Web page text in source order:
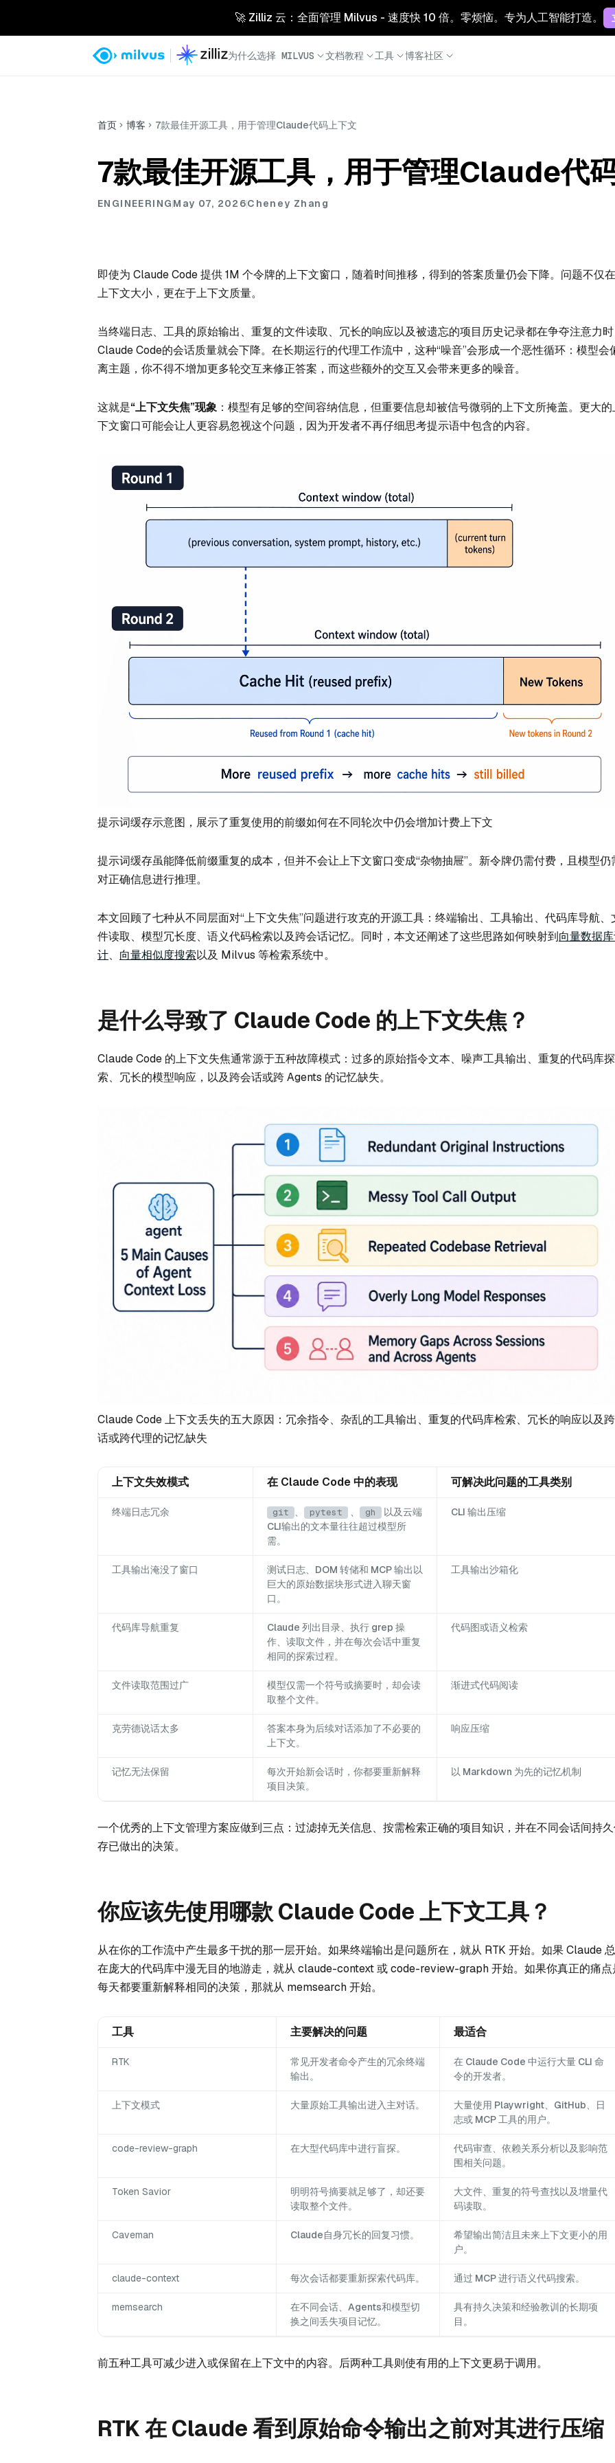
🚀 Zilliz 云：全面管理 Milvus - 速度快 10 倍。零烦恼。专为人工智能打造。
为什么选择 MILVUS 文档教程 工具 博客社区
首页 博客 7款最佳开源工具，用于管理Claude代码上下文
7款最佳开源工具，用于管理Claude代
ENGINEERINGMay 07, 2026Cheney Zhang
即使为 Claude Code 提供 1M 个令牌的上下文窗口，随着时间推移，得到的答案质量仍会下降。问题不仅
上下文大小，更在于上下文质量。
当终端日志、工具的原始输出、重复的文件读取、冗长的响应以及被遗忘的项目历史记录都在争夺注意力
Claude Code的会话质量就会下降。在长期运行的代理工作流中，这种“噪音”会形成一个恶性循环：模型会
离主题，你不得不增加更多轮交互来修正答案，而这些额外的交互又会带来更多的噪音。
这就是“上下文失焦”现象 ：模型有足够的空间容纳信息，但重要信息却被信号微弱的上下文所掩盖。更大的
下文窗口可能会让人更容易忽视这个问题，因为开发者不再仔细思考提示语中包含的内容。
提示词缓存示意图，展示了重复使用的前缀如何在不同轮次中仍会增加计费上下文
提示词缓存虽能降低前缀重复的成本，但并不会让上下文窗口变成“杂物抽屉”。新令牌仍需付费，且模型仍
对正确信息进行推理。
本文回顾了七种从不同层面对“上下文失焦”问题进行攻克的开源工具：终端输出、工具输出、代码库导航、
件读取、模型冗长度、语义代码检索以及跨会话记忆。同时，本文还阐述了这些思路如何映射到向量数据
计、 向量相似度搜索以及 Milvus 等检索系统中。
是什么导致了 Claude Code 的上下文失焦？
Claude Code 的上下文失焦通常源于五种故障模式：过多的原始指令文本、噪声工具输出、重复的代码库探
索、冗长的模型响应，以及跨会话或跨 Agents 的记忆缺失。
Claude Code 上下文丢失的五大原因：冗余指令、杂乱的工具输出、重复的代码库检索、冗长的响应以及
话或跨代理的记忆缺失
上下文失效模式 在 Claude Code 中的表现 可解决此问题的工具类别
终端日志冗余 git 、 pytest 、 gh
以及云端
CLI输出的文本量往往超过模型所
需。
CLI 输出压缩
工具输出淹没了窗口
测试日志、DOM 转储和 MCP 输出以
巨大的原始数据块形式进入聊天窗
口。
工具输出沙箱化
代码库导航重复
Claude 列出目录、执行 grep 操
作、读取文件，并在每次会话中重复
相同的探索过程。
代码图或语义检索
文件读取范围过广
模型仅需一个符号或摘要时，却会读
取整个文件。
渐进式代码阅读
克劳德说话太多
答案本身为后续对话添加了不必要的
上下文。
响应压缩
记忆无法保留
每次开始新会话时，你都要重新解释
项目决策。
以 Markdown 为先的记忆机制
一个优秀的上下文管理方案应做到三点：过滤掉无关信息、按需检索正确的项目知识，并在不同会话间持
存已做出的决策。
你应该先使用哪款 Claude Code 上下文工具？
从在你的工作流中产生最多干扰的那一层开始。如果终端输出是问题所在，就从 RTK 开始。如果 Claude
在庞大的代码库中漫无目的地游走，就从 claude-context 或 code-review-graph 开始。如果你真正的痛点
每天都要重新解释相同的决策，那就从 memsearch 开始。
工具 主要解决的问题 最适合
RTK
常见开发者命令产生的冗余终端
输出。
在 Claude Code 中运行大量 CLI 命
令的开发者。
上下文模式 大量原始工具输出进入主对话。
大量使用 Playwright、GitHub、日
志或 MCP 工具的用户。
code-review-graph 在大型代码库中进行盲探。
代码审查、依赖关系分析以及影响范
围相关问题。
Token Savior
明明符号摘要就足够了，却还要
读取整个文件。
大文件、重复的符号查找以及增量代
码读取。
Caveman Claude自身冗长的回复习惯。
希望输出简洁且未来上下文更小的用
户。
claude-context 每次会话都要重新探索代码库。 通过 MCP 进行语义代码搜索。
memsearch
在不同会话、Agents和模型切
换之间丢失项目记忆。
具有持久决策和经验教训的长期项
目。
前五种工具可减少进入或保留在上下文中的内容。后两种工具则使有用的上下文更易于调用。
RTK 在 Claude 看到原始命令输出之前对其进行压缩